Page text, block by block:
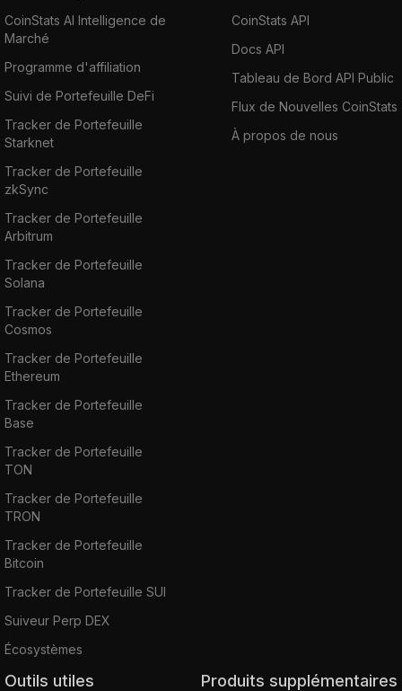
CoinStats AI Intelligence de
Marché
Programme d'affiliation
Suivi de Portefeuille DeFi
Tracker de Portefeuille
Starknet
Tracker de Portefeuille
zkSync
Tracker de Portefeuille
Arbitrum
Tracker de Portefeuille
Solana
Tracker de Portefeuille
Cosmos
Tracker de Portefeuille
Ethereum
Tracker de Portefeuille
Base
Tracker de Portefeuille
TON
Tracker de Portefeuille
TRON
Tracker de Portefeuille
Bitcoin
Tracker de Portefeuille SUI
Suiveur Perp DEX
Écosystèmes
CoinStats API
Docs API
Tableau de Bord API Public
Flux de Nouvelles CoinStats
À propos de nous
Outils utiles Produits supplémentaires